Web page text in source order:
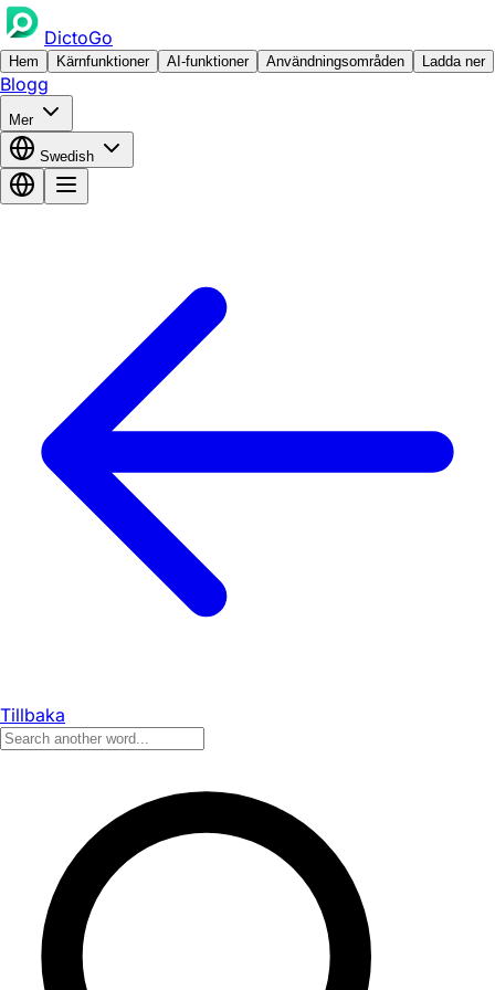
DictoGo
Hem Kärnfunktioner AI-funktioner Användningsområden Ladda ner
Blogg
Mer
Swedish
Tillbaka